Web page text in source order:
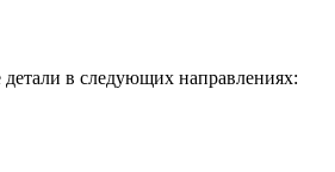
детали в следующих направлениях: